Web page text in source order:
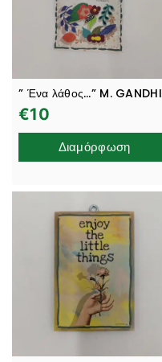
” Ένα λάθος…” M. GANDHI
€10
Διαμόρφωση